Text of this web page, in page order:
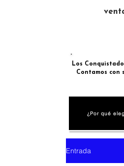
Los
Contamos con
¿Por qué
Entrada